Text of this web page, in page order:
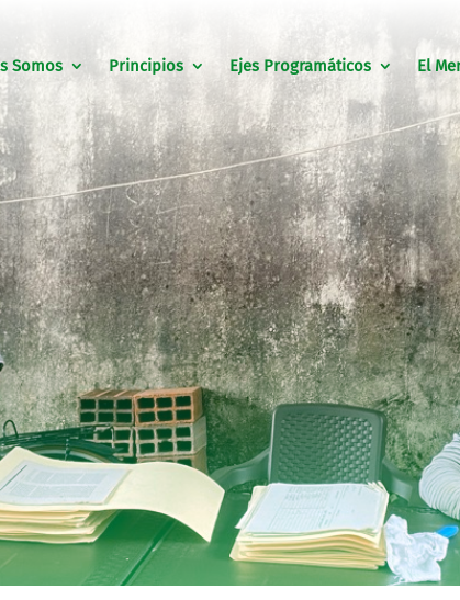
Somos Principios Ejes Programáticos El